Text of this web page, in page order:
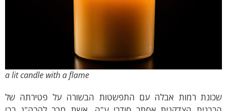
a lit candle with a flame
רמות אבלה עם התפשטות הבשורה על פטירתה של